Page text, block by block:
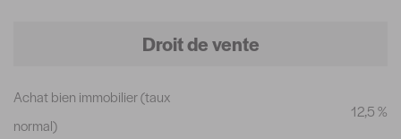
Droit de vente
Achat bien immobilier (taux
normal)
12,5 %